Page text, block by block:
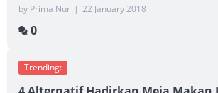
by Prima Nur | 22 January 2018
0
Trending: